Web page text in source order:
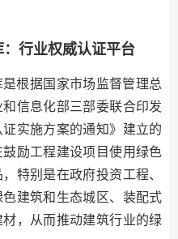
行业权威认证平台
根据国家市场监督管理总
信息化部三部委联合印发
实施方案的通知》建立的
励工程建设项目使用绿色
特别是在政府投资工程、
建筑和生态城区、装配式
，从而推动建筑行业的绿